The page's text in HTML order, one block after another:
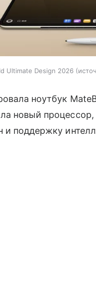
Ultimate Design 2026
ноутбук
новый
и поддержку